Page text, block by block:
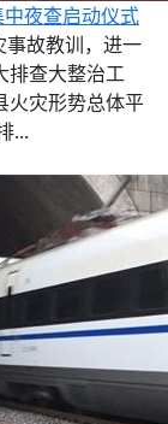
夜查启动仪式
故教训，进一
排查大整治工
火灾形势总体平
...